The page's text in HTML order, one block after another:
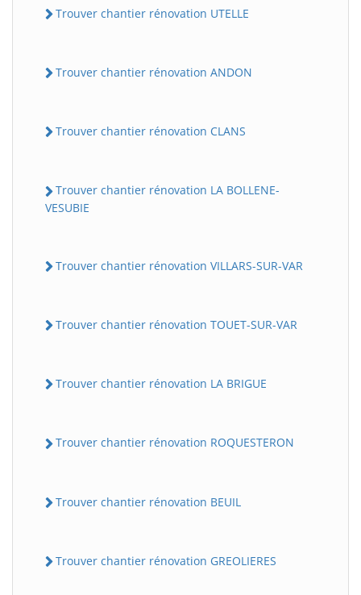
Trouver chantier rénovation UTELLE
Trouver chantier rénovation ANDON
Trouver chantier rénovation CLANS
Trouver chantier rénovation LA BOLLENE-
VESUBIE
Trouver chantier rénovation VILLARS-SUR-VAR
Trouver chantier rénovation TOUET-SUR-VAR
Trouver chantier rénovation LA BRIGUE
Trouver chantier rénovation ROQUESTERON
Trouver chantier rénovation BEUIL
Trouver chantier rénovation GREOLIERES